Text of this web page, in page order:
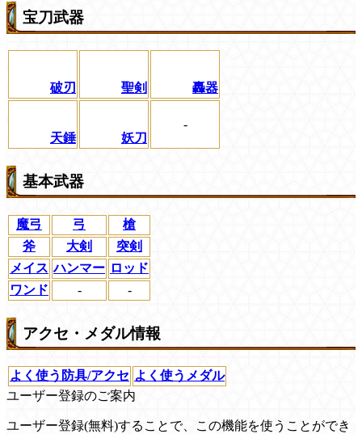
宝刀武器
破刃 聖剣 轟器
天錘 妖刀
-
基本武器
魔弓 弓
槍
斧
大剣
突剣
メイス ハンマー ロッド
ワンド
- -
アクセ・メダル情報
よく使う防具/アクセ よく使うメダル
ユーザー登録のご案内
ユーザー登録(無料)することで、この機能を使うことができ